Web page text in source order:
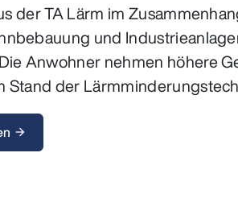
der TA Lärm im
und
Anwohner nehmen höhere
Stand der
arrow_forward